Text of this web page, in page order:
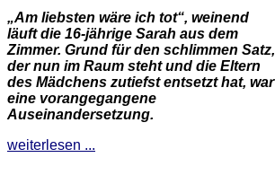
„Am liebsten wäre ich tot“, weinend
läuft die 16-jährige Sarah aus dem
Zimmer. Grund für den schlimmen Satz,
der nun im Raum steht und die Eltern
des Mädchens zutiefst entsetzt hat, war
eine vorangegangene
Auseinandersetzung.
weiterlesen ...